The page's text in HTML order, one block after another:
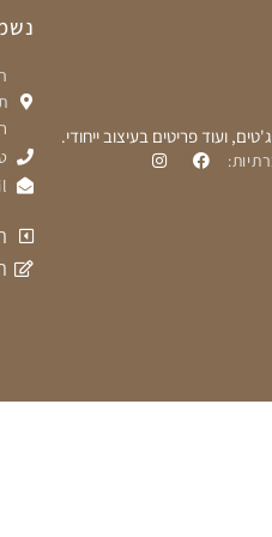
ועוד פריטים בעיצוב ייחודי.